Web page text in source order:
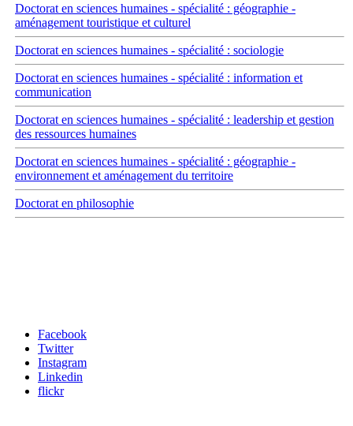
Doctorat en sciences humaines - spécialité : géographie -
aménagement touristique et culturel
Doctorat en sciences humaines - spécialité : sociologie
Doctorat en sciences humaines - spécialité : information et
communication
Doctorat en sciences humaines - spécialité : leadership et gestion
des ressources humaines
Doctorat en sciences humaines - spécialité : géographie -
environnement et aménagement du territoire
Doctorat en philosophie
Facebook
Twitter
Instagram
Linkedin
flickr